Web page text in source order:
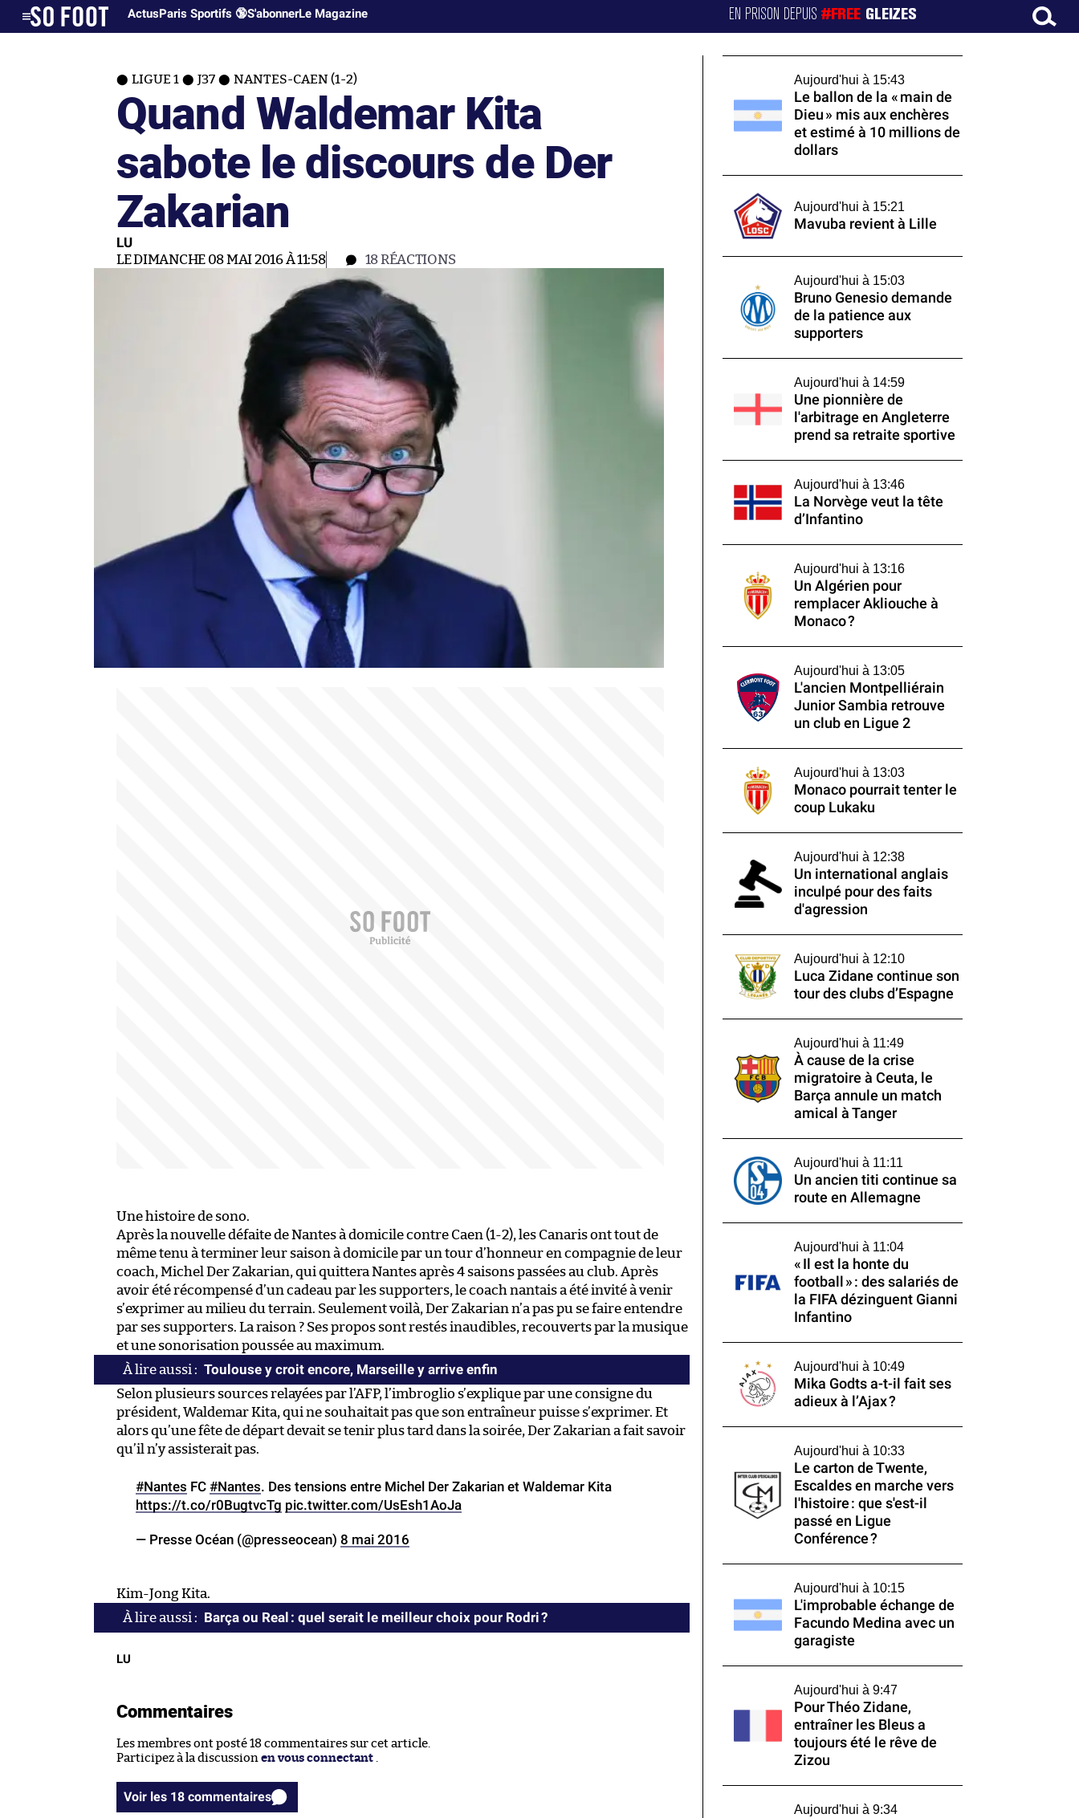
ActusParis Sportifs 🔞S'abonnerLe Magazine EN PRISON DEPUIS#FREE GLEIZES
LIGUE 1 J37 NANTES-CAEN (1-2)
Quand Waldemar Kita
sabote le discours de Der
Zakarian
LU
LE DIMANCHE 08 MAI 2016 À 11:58 18RÉACTIONS
Une histoire de sono.
Après la nouvelle défaite de Nantes à domicile contre Caen (1-2), les Canaris ont tout de
même tenu à terminer leur saison à domicile par un tour d’honneur en compagnie de leur
coach, Michel Der Zakarian, qui quittera Nantes après 4 saisons passées au club. Après
avoir été récompensé d’un cadeau par les supporters, le coach nantais a été invité à venir
s’exprimer au milieu du terrain. Seulement voilà, Der Zakarian n’a pas pu se faire entendre
par ses supporters. La raison ? Ses propos sont restés inaudibles, recouverts par la musique
et une sonorisation poussée au maximum.
Toulouse y croit encore, Marseille y arrive enfin
Selon plusieurs sources relayées par l’AFP, l’imbroglio s’explique par une consigne du
président, Waldemar Kita, qui ne souhaitait pas que son entraîneur puisse s’exprimer. Et
alors qu’une fête de départ devait se tenir plus tard dans la soirée, Der Zakarian a fait savoir
qu’il n’y assisterait pas.
#Nantes FC #Nantes. Des tensions entre Michel Der Zakarian et Waldemar Kita
https://t.co/r0BugtvcTg pic.twitter.com/UsEsh1AoJa
— Presse Océan (@presseocean) 8 mai 2016
Kim-Jong Kita.
Barça ou Real : quel serait le meilleur choix pour Rodri ?
LU
Commentaires
Les membres ont posté 18 commentaires sur cet article.
Participez à la discussion en vous connectant
Voir les 18 commentaires
Aujourd'hui à 15:43
Le ballon de la « main de
Dieu » mis aux enchères
et estimé à 10 millions de
dollars
Aujourd'hui à 15:21
Mavuba revient à Lille
Aujourd'hui à 15:03
Bruno Genesio demande
de la patience aux
supporters
Aujourd'hui à 14:59
Une pionnière de
l'arbitrage en Angleterre
prend sa retraite sportive
Aujourd'hui à 13:46
La Norvège veut la tête
d’Infantino
Aujourd'hui à 13:16
Un Algérien pour
remplacer Akliouche à
Monaco ?
Aujourd'hui à 13:05
L'ancien Montpelliérain
Junior Sambia retrouve
un club en Ligue 2
Aujourd'hui à 13:03
Monaco pourrait tenter le
coup Lukaku
Aujourd'hui à 12:38
Un international anglais
inculpé pour des faits
d'agression
Aujourd'hui à 12:10
Luca Zidane continue son
tour des clubs d’Espagne
Aujourd'hui à 11:49
À cause de la crise
migratoire à Ceuta, le
Barça annule un match
amical à Tanger
Aujourd'hui à 11:11
Un ancien titi continue sa
route en Allemagne
Aujourd'hui à 11:04
« Il est la honte du
football » : des salariés de
la FIFA dézinguent Gianni
Infantino
Aujourd'hui à 10:49
Mika Godts a-t-il fait ses
adieux à l’Ajax ?
Aujourd'hui à 10:33
Le carton de Twente,
Escaldes en marche vers
l'histoire : que s'est-il
passé en Ligue
Conférence ?
Aujourd'hui à 10:15
L'improbable échange de
Facundo Medina avec un
garagiste
Aujourd'hui à 9:47
Pour Théo Zidane,
entraîner les Bleus a
toujours été le rêve de
Zizou
Aujourd'hui à 9:34